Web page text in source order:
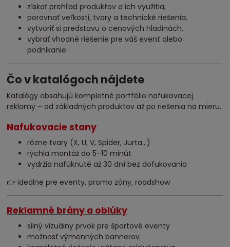
získať prehľad produktov a ich využitia,
porovnať veľkosti, tvary a technické riešenia,
vytvoriť si predstavu o cenových hladinách,
vybrať vhodné riešenie pre váš event alebo
podnikanie.
Čo v katalógoch nájdete
Katalógy obsahujú kompletné portfólio nafukovacej
reklamy – od základných produktov až po riešenia na mieru.
Nafukovacie stany
rôzne tvary (X, U, V, Spider, Jurta…)
rýchla montáž do 5–10 minút
vydržia nafúknuté až 30 dní bez dofukovania
👉 ideálne pre eventy, promo zóny, roadshow
Reklamné brány a oblúky
silný vizuálny prvok pre športové eventy
možnosť výmenných bannerov